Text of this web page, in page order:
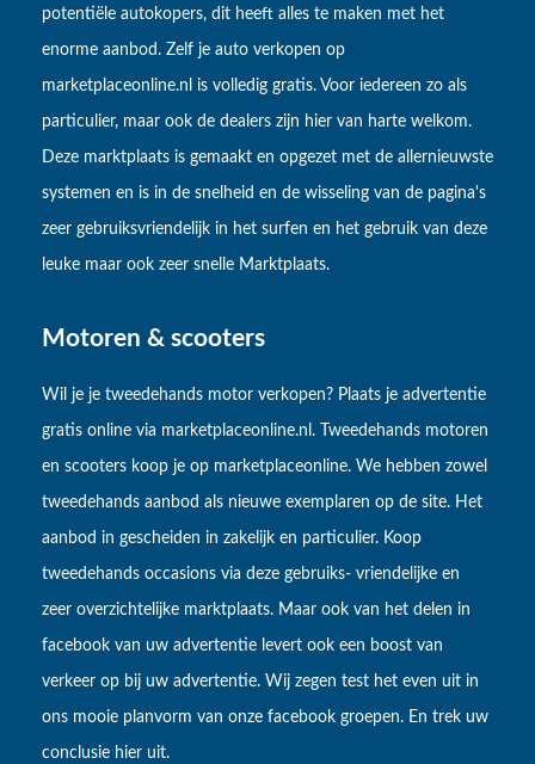
potentiële autokopers, dit heeft alles te maken met het
enorme aanbod. Zelf je auto verkopen op
marketplaceonline.nl is volledig gratis. Voor iedereen zo als
particulier, maar ook de dealers zijn hier van harte welkom.
Deze marktplaats is gemaakt en opgezet met de allernieuwste
systemen en is in de snelheid en de wisseling van de pagina's
zeer gebruiksvriendelijk in het surfen en het gebruik van deze
leuke maar ook zeer snelle Marktplaats.
Motoren & scooters
Wil je je tweedehands motor verkopen? Plaats je advertentie
gratis online via marketplaceonline.nl. Tweedehands motoren
en scooters koop je op marketplaceonline. We hebben zowel
tweedehands aanbod als nieuwe exemplaren op de site. Het
aanbod in gescheiden in zakelijk en particulier. Koop
tweedehands occasions via deze gebruiks- vriendelijke en
zeer overzichtelijke marktplaats. Maar ook van het delen in
facebook van uw advertentie levert ook een boost van
verkeer op bij uw advertentie. Wij zegen test het even uit in
ons mooie planvorm van onze facebook groepen. En trek uw
conclusie hier uit.